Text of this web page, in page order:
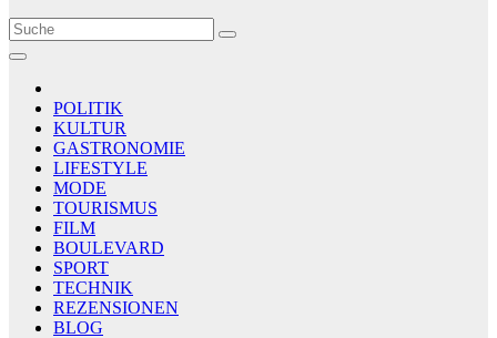
Le Matin
AGENCE DE PRESSE
POLITIK
KULTUR
GASTRONOMIE
LIFESTYLE
MODE
TOURISMUS
FILM
BOULEVARD
SPORT
TECHNIK
REZENSIONEN
BLOG